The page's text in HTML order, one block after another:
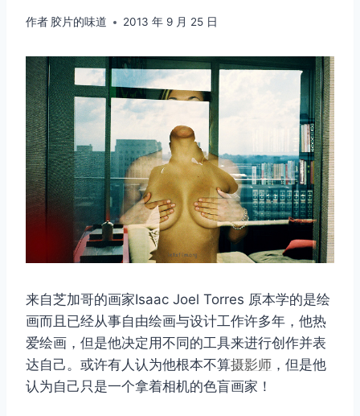
作者 胶片的味道 2013 年 9 月 25 日
来自芝加哥的画家Isaac Joel Torres 原本学的是绘
画而且已经从事自由绘画与设计工作许多年，他热
爱绘画，但是他决定用不同的工具来进行创作并表
达自己。或许有人认为他根本不算摄影师 ，但是他
认为自己只是一个拿着相机的色盲画家！